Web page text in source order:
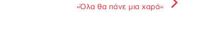
«Όλα θα πάνε μια χαρά»